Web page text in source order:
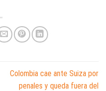
Colombia cae ante Suiza por
penales y queda fuera del